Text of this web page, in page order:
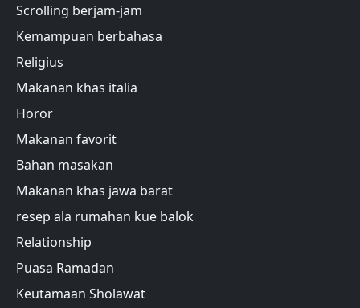
Scrolling berjam-jam
Kemampuan berbahasa
Religius
Makanan khas italia
Horor
Makanan favorit
Bahan masakan
Makanan khas jawa barat
resep ala rumahan kue balok
Relationship
Puasa Ramadan
Keutamaan Sholawat